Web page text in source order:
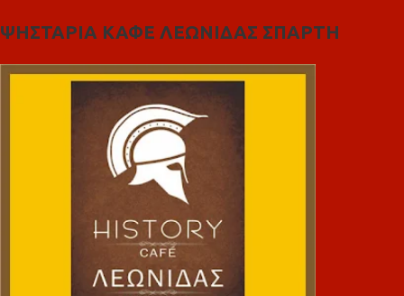
ΨΗΣΤΑΡΙΑ ΚΑΦΕ ΛΕΩΝΙΔΑΣ ΣΠΑΡΤΗ